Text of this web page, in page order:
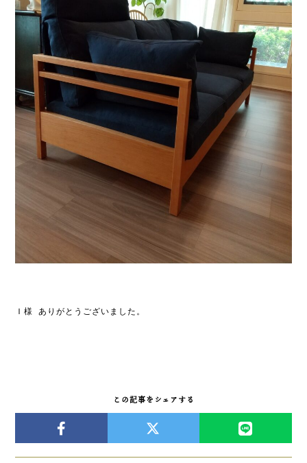
Ｉ様 ありがとうございました。
この記事をシェアする